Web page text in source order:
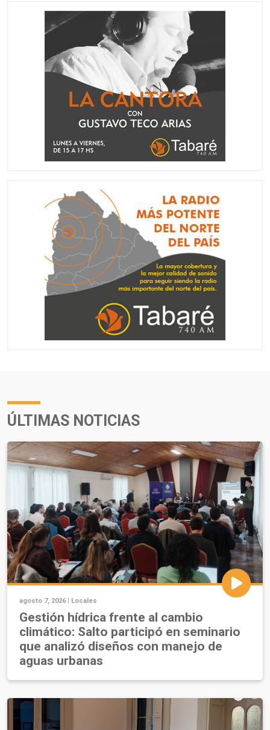
ÚLTIMAS NOTICIAS
agosto 7, 2026 | Locales
Gestión hídrica frente al cambio
climático: Salto participó en seminario
que analizó diseños con manejo de
aguas urbanas